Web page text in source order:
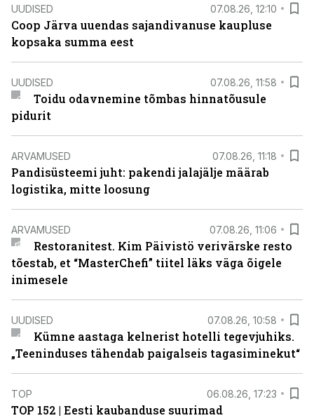
UUDISED 07.08.26, 12:10
Coop Järva uuendas sajandivanuse kaupluse
kopsaka summa eest
UUDISED 07.08.26, 11:58
Toidu odavnemine tõmbas hinnatõusule
pidurit
ARVAMUSED 07.08.26, 11:18
Pandisüsteemi juht: pakendi jalajälje määrab
logistika, mitte loosung
ARVAMUSED 07.08.26, 11:06
Restoranitest. Kim Päivistö verivärske resto
tõestab, et “MasterChefi” tiitel läks väga õigele
inimesele
UUDISED 07.08.26, 10:58
Kümne aastaga kelnerist hotelli tegevjuhiks.
„Teeninduses tähendab paigalseis tagasiminekut“
TOP 06.08.26, 17:23
TOP 152 | Eesti kaubanduse suurimad